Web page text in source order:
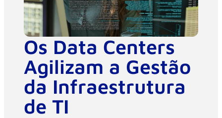
Os Data Centers
Agilizam a Gestão
da Infraestrutura
de TI